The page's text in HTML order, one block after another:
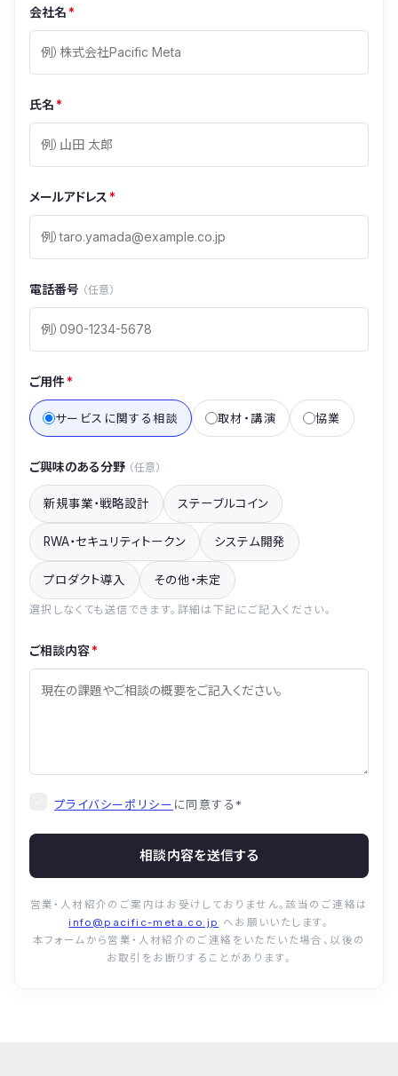
会社名*
氏名*
メールアドレス *
電話番号 （任意）
ご用件*
サービスに関する相談 取材・講演 協業
ご興味のある分野 （任意）
新規事業・戦略設計 ステーブルコイン
RWA・セキュリティトークン システム開発
プロダクト導入 その他・未定
選択しなくても送信できます。詳細は下記にご記入ください。
ご相談内容*
プライバシーポリシー に同意する *
相談内容を送信する
営業・人材紹介のご案内はお受けしておりません。該当のご連絡は
info@pacific-meta.co.jp へお願いいたします。
本フォームから営業・人材紹介のご連絡をいただいた場合、以後の
お取引をお断りすることがあります。